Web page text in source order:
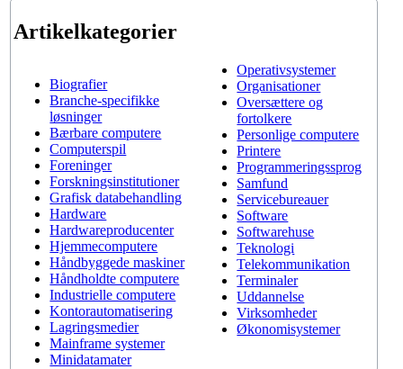
Artikelkategorier
Biografier
Branche-specifikke
løsninger
Bærbare computere
Computerspil
Foreninger
Forskningsinstitutioner
Grafisk databehandling
Hardware
Hardwareproducenter
Hjemmecomputere
Håndbyggede maskiner
Håndholdte computere
Industrielle computere
Kontorautomatisering
Lagringsmedier
Mainframe systemer
Minidatamater
Operativsystemer
Organisationer
Oversættere og
fortolkere
Personlige computere
Printere
Programmeringssprog
Samfund
Servicebureauer
Software
Softwarehuse
Teknologi
Telekommunikation
Terminaler
Uddannelse
Virksomheder
Økonomisystemer